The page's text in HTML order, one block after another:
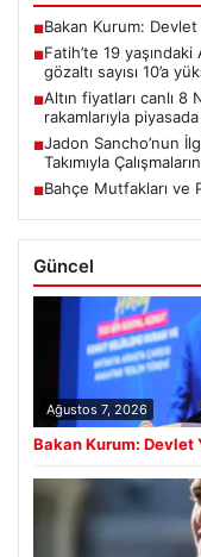
■Bakan Kurum:
■Fatih’te 19
gözaltı sayısı 10’a
■Altın fiyatları canlı 8
rakamlarıyla
■Jadon Sancho’nun
Takımıyla
■Bahçe Mutfakları ve
Güncel
Ağustos 7, 2026
Bakan Kurum: